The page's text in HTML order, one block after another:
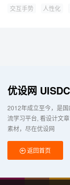
交互手势 人性化
优设网
2012年成立至今，是
流学习平台 看设计文
素材，尽在优设网
返回首页